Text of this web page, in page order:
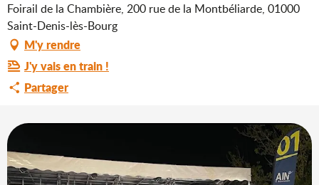
Foirail de la Chambière, 200 rue de la Montbéliarde, 01000
Saint-Denis-lès-Bourg
M'y rendre
J'y vais en train !
Partager